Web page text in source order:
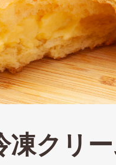
凍クリ